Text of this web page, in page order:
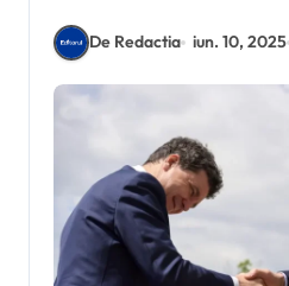
De Redactia iun. 10, 2025